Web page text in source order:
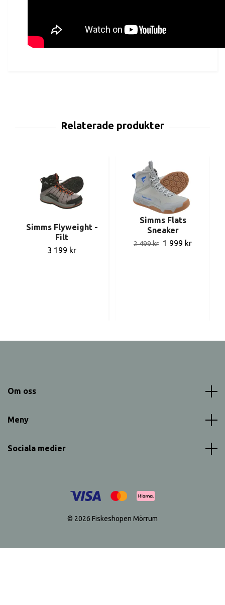
Simms Flyweight -
Filt
3 199 kr
Simms Flats
Sneaker
2 499 kr 1 999 kr
Om oss
Meny
Sociala medier
© 2026 Fiskeshopen Mörrum